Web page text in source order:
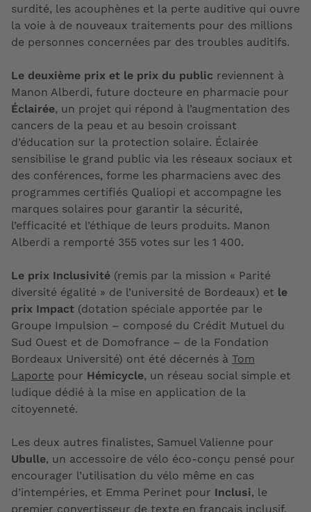
surdité, les acouphènes et la perte auditive qui ouvre
la voie à de nouveaux traitements pour des millions
de personnes concernées par des troubles auditifs.
Le deuxième prix et le prix du public reviennent à
Manon Alberdi, future docteure en pharmacie pour
Éclairée, un projet qui répond à l’augmentation des
cancers de la peau et au besoin croissant
d’éducation sur la protection solaire. Éclairée
sensibilise le grand public via les réseaux sociaux et
des conférences, forme les pharmaciens avec des
programmes certifiés Qualiopi et accompagne les
marques solaires pour garantir la sécurité,
l’efficacité et l’éthique de leurs produits. Manon
Alberdi a remporté 355 votes sur les 1 400.
Le prix Inclusivité (remis par la mission « Parité
diversité égalité » de l’université de Bordeaux) et le
prix Impact (dotation spéciale apportée par le
Groupe Impulsion – composé du Crédit Mutuel du
Sud Ouest et de Domofrance – de la Fondation
Bordeaux Université) ont été décernés à Tom
Laporte pour Hémicycle, un réseau social simple et
ludique dédié à la mise en application de la
citoyenneté.
Les deux autres finalistes, Samuel Valienne pour
Ubulle, un accessoire de vélo éco-conçu pensé pour
encourager l’utilisation du vélo même en cas
d’intempéries, et Emma Perinet pour Inclusi, le
premier convertisseur de texte en français inclusif,